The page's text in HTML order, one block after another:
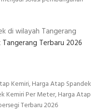
di wilayah Tangerang
Terbaru 2026
Kemiri, Harga Atap Spandek
Kemiri Per Meter, Harga Atap
Terbaru 2026